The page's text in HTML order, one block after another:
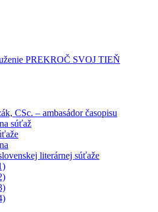
PREKROČ SVOJ TIEŇ
CSc. – ambasádor časopisu
súťaž
literárnej súťaže